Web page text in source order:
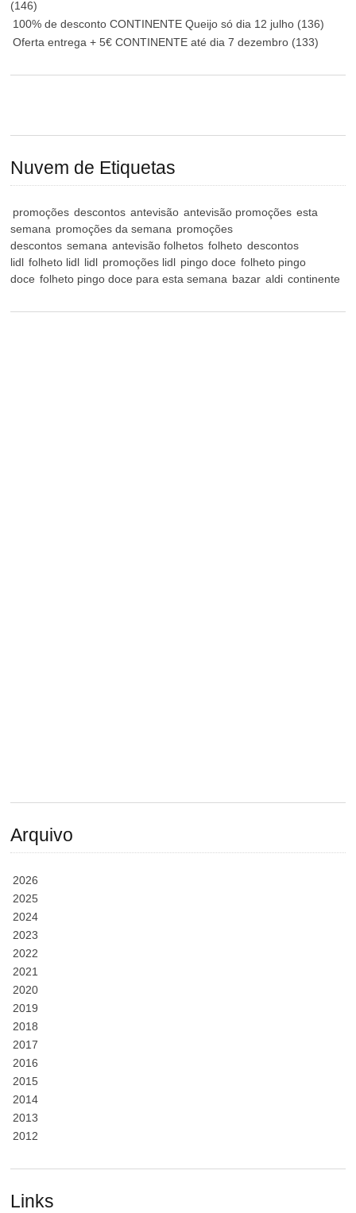
(146)
100% de desconto CONTINENTE Queijo só dia 12 julho (136)
Oferta entrega + 5€ CONTINENTE até dia 7 dezembro (133)
Nuvem de Etiquetas
promoções descontos antevisão antevisão promoções esta
semana promoções da semana promoções
descontos semana antevisão folhetos folheto descontos
lidl folheto lidl lidl promoções lidl pingo doce folheto pingo
doce folheto pingo doce para esta semana bazar aldi continente
Arquivo
2026
2025
2024
2023
2022
2021
2020
2019
2018
2017
2016
2015
2014
2013
2012
Links